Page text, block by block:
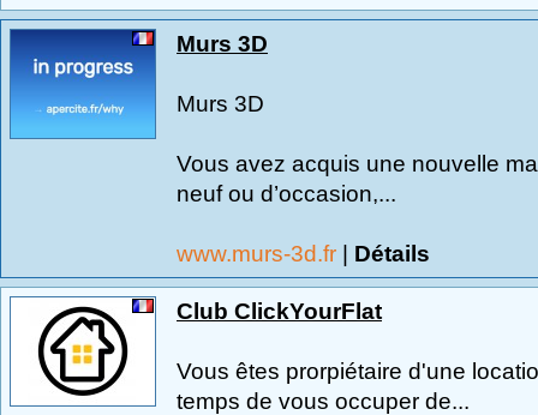
Murs 3D
Murs 3D
Vous avez acquis une nouvelle
neuf ou d’occasion,...
www.murs-3d.fr | Détails
Club ClickYourFlat
Vous êtes prorpiétaire d'une
temps de vous occuper de...